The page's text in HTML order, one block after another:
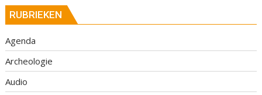
RUBRIEKEN
Agenda
Archeologie
Audio